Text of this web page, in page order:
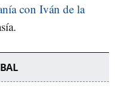
con Iván de la